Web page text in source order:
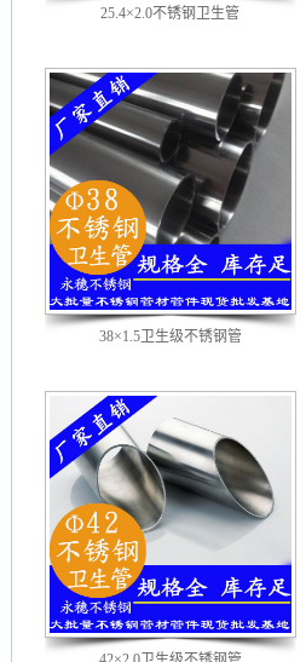
25.4×2.0不锈钢卫生管
38×1.5卫生级不锈钢管